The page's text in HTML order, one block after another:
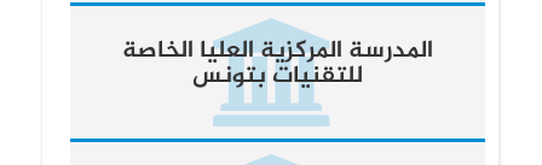
المدرسة المركزية العليا الخاصة
للتقنيات بتونس